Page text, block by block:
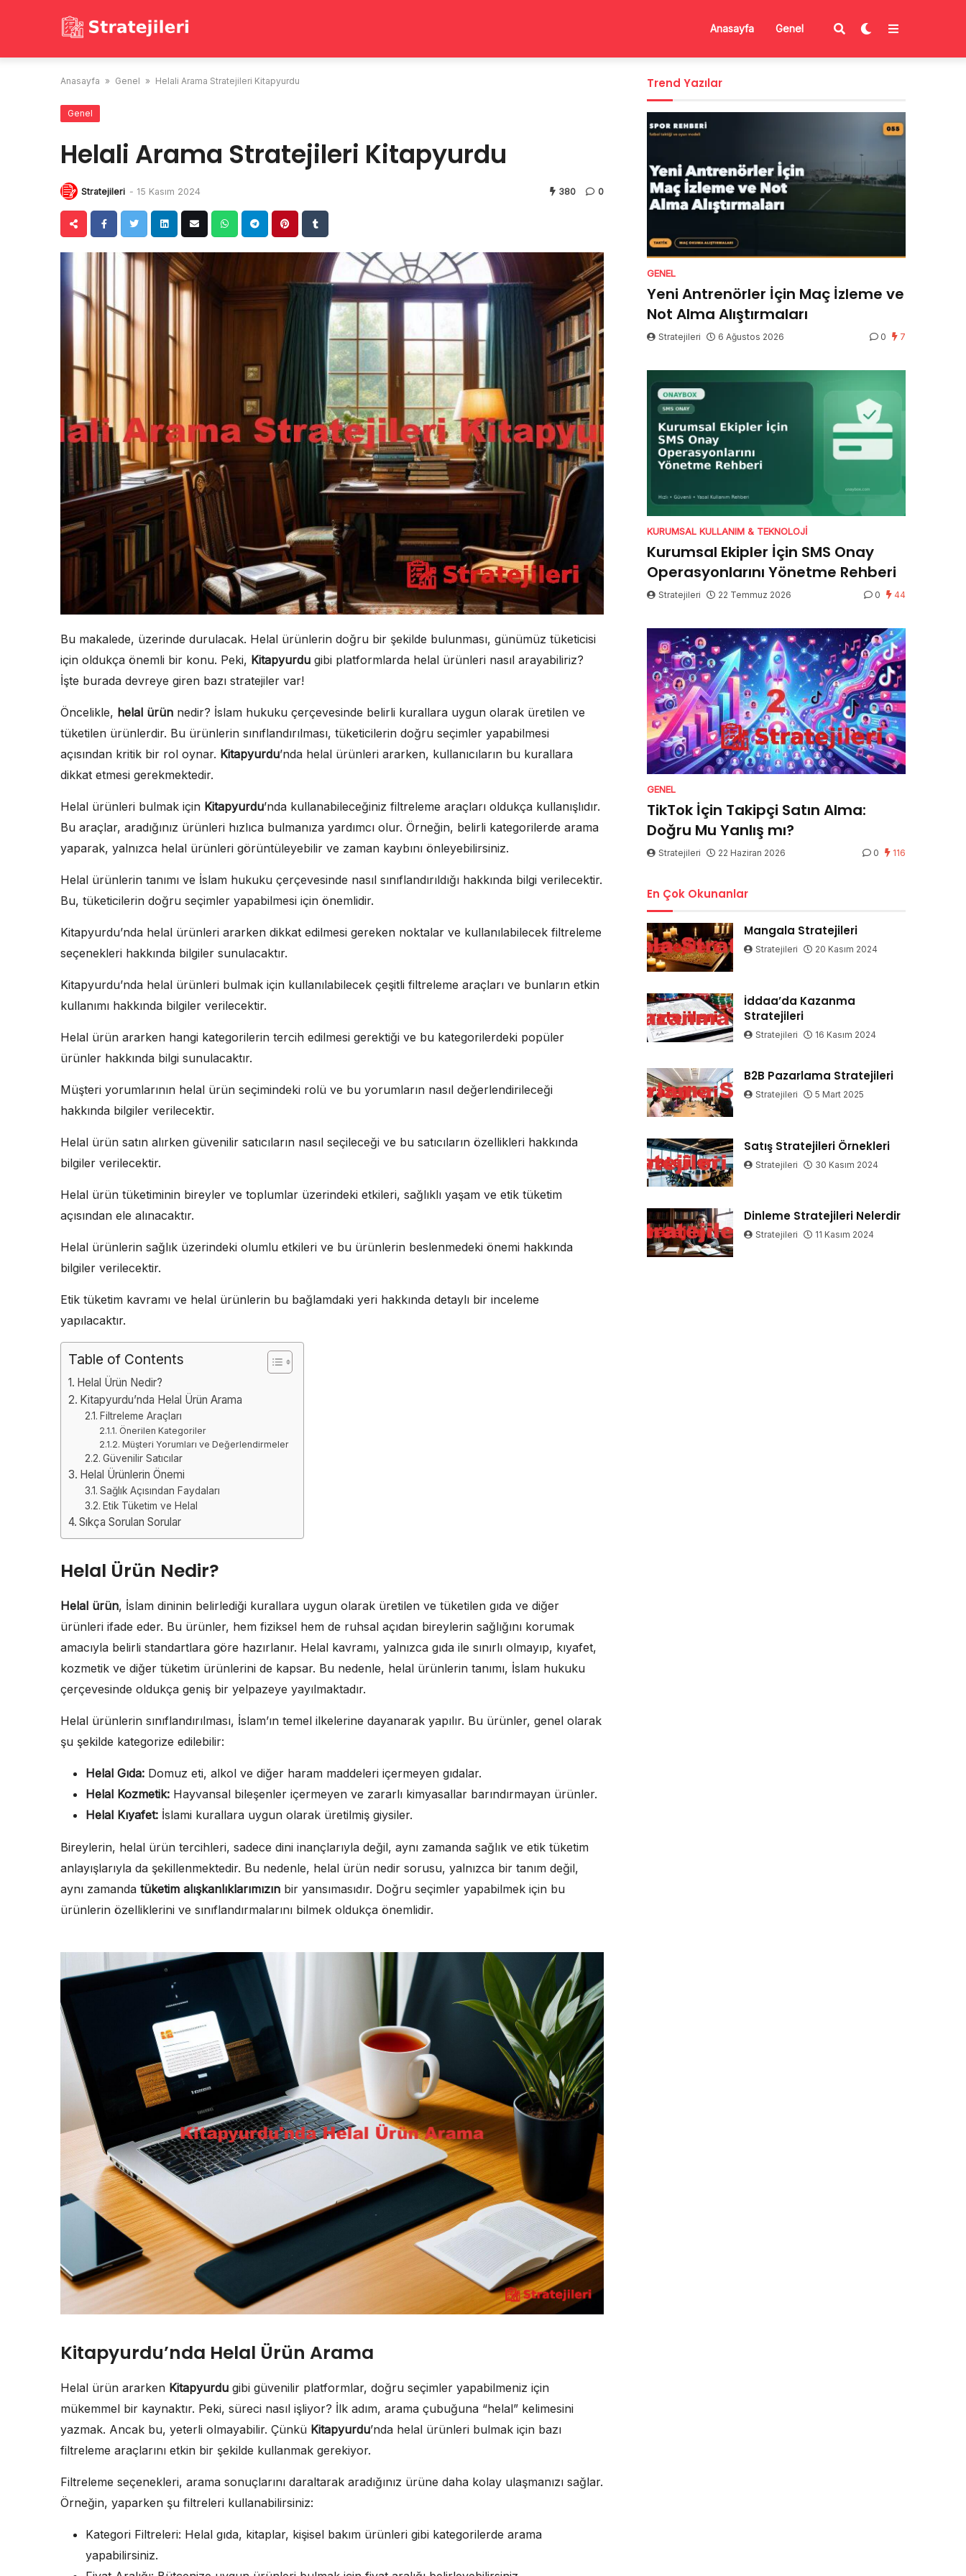
Anasayfa Genel
Anasayfa » Genel » Helali Arama Stratejileri Kitapyurdu
Genel
Helali Arama Stratejileri Kitapyurdu
Stratejileri - 15 Kasım 2024 380 0
Bu makalede, üzerinde durulacak. Helal ürünlerin doğru bir şekilde bulunması, günümüz tüketicisi
için oldukça önemli bir konu. Peki, Kitapyurdu gibi platformlarda helal ürünleri nasıl arayabiliriz?
İşte burada devreye giren bazı stratejiler var!
Öncelikle, helal ürün nedir? İslam hukuku çerçevesinde belirli kurallara uygun olarak üretilen ve
tüketilen ürünlerdir. Bu ürünlerin sınıflandırılması, tüketicilerin doğru seçimler yapabilmesi
açısından kritik bir rol oynar. Kitapyurdu’nda helal ürünleri ararken, kullanıcıların bu kurallara
dikkat etmesi gerekmektedir.
Helal ürünleri bulmak için Kitapyurdu’nda kullanabileceğiniz filtreleme araçları oldukça kullanışlıdır.
Bu araçlar, aradığınız ürünleri hızlıca bulmanıza yardımcı olur. Örneğin, belirli kategorilerde arama
yaparak, yalnızca helal ürünleri görüntüleyebilir ve zaman kaybını önleyebilirsiniz.
Helal ürünlerin tanımı ve İslam hukuku çerçevesinde nasıl sınıflandırıldığı hakkında bilgi verilecektir.
Bu, tüketicilerin doğru seçimler yapabilmesi için önemlidir.
Kitapyurdu’nda helal ürünleri ararken dikkat edilmesi gereken noktalar ve kullanılabilecek filtreleme
seçenekleri hakkında bilgiler sunulacaktır.
Kitapyurdu’nda helal ürünleri bulmak için kullanılabilecek çeşitli filtreleme araçları ve bunların etkin
kullanımı hakkında bilgiler verilecektir.
Helal ürün ararken hangi kategorilerin tercih edilmesi gerektiği ve bu kategorilerdeki popüler
ürünler hakkında bilgi sunulacaktır.
Müşteri yorumlarının helal ürün seçimindeki rolü ve bu yorumların nasıl değerlendirileceği
hakkında bilgiler verilecektir.
Helal ürün satın alırken güvenilir satıcıların nasıl seçileceği ve bu satıcıların özellikleri hakkında
bilgiler verilecektir.
Helal ürün tüketiminin bireyler ve toplumlar üzerindeki etkileri, sağlıklı yaşam ve etik tüketim
açısından ele alınacaktır.
Helal ürünlerin sağlık üzerindeki olumlu etkileri ve bu ürünlerin beslenmedeki önemi hakkında
bilgiler verilecektir.
Etik tüketim kavramı ve helal ürünlerin bu bağlamdaki yeri hakkında detaylı bir inceleme
yapılacaktır.
Table of Contents
Helal Ürün Nedir?
Kitapyurdu’nda Helal Ürün Arama
Filtreleme Araçları
Önerilen Kategoriler
Müşteri Yorumları ve Değerlendirmeler
Güvenilir Satıcılar
Helal Ürünlerin Önemi
Sağlık Açısından Faydaları
Etik Tüketim ve Helal
Sıkça Sorulan Sorular
Helal Ürün Nedir?
Helal ürün, İslam dininin belirlediği kurallara uygun olarak üretilen ve tüketilen gıda ve diğer
ürünleri ifade eder. Bu ürünler, hem fiziksel hem de ruhsal açıdan bireylerin sağlığını korumak
amacıyla belirli standartlara göre hazırlanır. Helal kavramı, yalnızca gıda ile sınırlı olmayıp, kıyafet,
kozmetik ve diğer tüketim ürünlerini de kapsar. Bu nedenle, helal ürünlerin tanımı, İslam hukuku
çerçevesinde oldukça geniş bir yelpazeye yayılmaktadır.
Helal ürünlerin sınıflandırılması, İslam’ın temel ilkelerine dayanarak yapılır. Bu ürünler, genel olarak
şu şekilde kategorize edilebilir:
Helal Gıda: Domuz eti, alkol ve diğer haram maddeleri içermeyen gıdalar.
Helal Kozmetik: Hayvansal bileşenler içermeyen ve zararlı kimyasallar barındırmayan ürünler.
Helal Kıyafet: İslami kurallara uygun olarak üretilmiş giysiler.
Bireylerin, helal ürün tercihleri, sadece dini inançlarıyla değil, aynı zamanda sağlık ve etik tüketim
anlayışlarıyla da şekillenmektedir. Bu nedenle, helal ürün nedir sorusu, yalnızca bir tanım değil,
aynı zamanda tüketim alışkanlıklarımızın bir yansımasıdır. Doğru seçimler yapabilmek için bu
ürünlerin özelliklerini ve sınıflandırmalarını bilmek oldukça önemlidir.
Kitapyurdu’nda Helal Ürün Arama
Helal ürün ararken Kitapyurdu gibi güvenilir platformlar, doğru seçimler yapabilmeniz için
mükemmel bir kaynaktır. Peki, süreci nasıl işliyor? İlk adım, arama çubuğuna “helal” kelimesini
yazmak. Ancak bu, yeterli olmayabilir. Çünkü Kitapyurdu’nda helal ürünleri bulmak için bazı
filtreleme araçlarını etkin bir şekilde kullanmak gerekiyor.
Filtreleme seçenekleri, arama sonuçlarını daraltarak aradığınız ürüne daha kolay ulaşmanızı sağlar.
Örneğin, yaparken şu filtreleri kullanabilirsiniz:
Kategori Filtreleri: Helal gıda, kitaplar, kişisel bakım ürünleri gibi kategorilerde arama
yapabilirsiniz.
Trend Yazılar
GENEL
Yeni Antrenörler İçin Maç İzleme ve
Not Alma Alıştırmaları
Stratejileri 6 Ağustos 2026 0 7
KURUMSAL KULLANIM & TEKNOLOJI
Kurumsal Ekipler İçin SMS Onay
Operasyonlarını Yönetme Rehberi
Stratejileri 22 Temmuz 2026 0 44
GENEL
TikTok İçin Takipçi Satın Alma:
Doğru Mu Yanlış mı?
Stratejileri 22 Haziran 2026 0 116
En Çok Okunanlar
Mangala Stratejileri
Stratejileri 20 Kasım 2024
İddaa’da Kazanma
Stratejileri
Stratejileri 16 Kasım 2024
B2B Pazarlama Stratejileri
Stratejileri 5 Mart 2025
Satış Stratejileri Örnekleri
Stratejileri 30 Kasım 2024
Dinleme Stratejileri Nelerdir
Stratejileri 11 Kasım 2024